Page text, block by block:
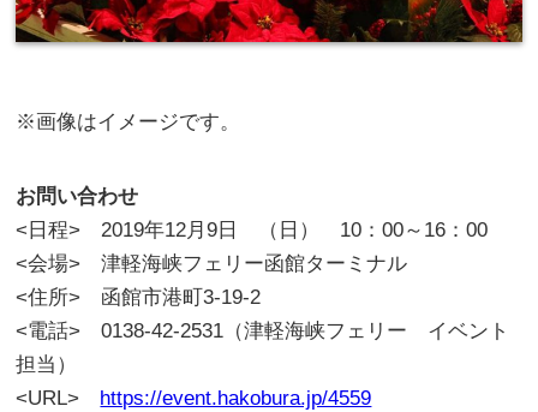
※画像はイメージです。
お問い合わせ
<日程> 2019年12月9日 （日） 10：00～16：00
<会場> 津軽海峡フェリー函館ターミナル
<住所> 函館市港町3-19-2
<電話> 0138-42-2531（津軽海峡フェリー イベント
担当）
<URL> https://event.hakobura.jp/4559